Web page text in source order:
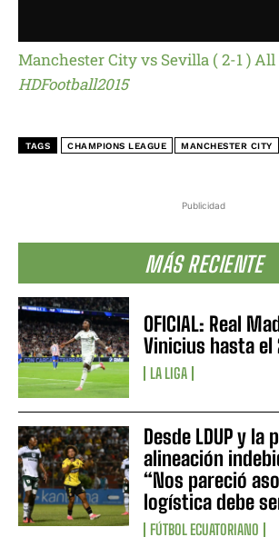
Publicidad
MÁS RECIENTE
OFICIAL: Real
Vinicius hasta el
LA LIGA
Desde LDUP y la
alineación
“Nos pareció
logística debe
FÚTBOL ECUATORIANO
Manchester City vs Sevilla ( 2-1 ) All
HDFootball2015
TAGS CHAMPIONS LEAGUE MANCHESTER CITY